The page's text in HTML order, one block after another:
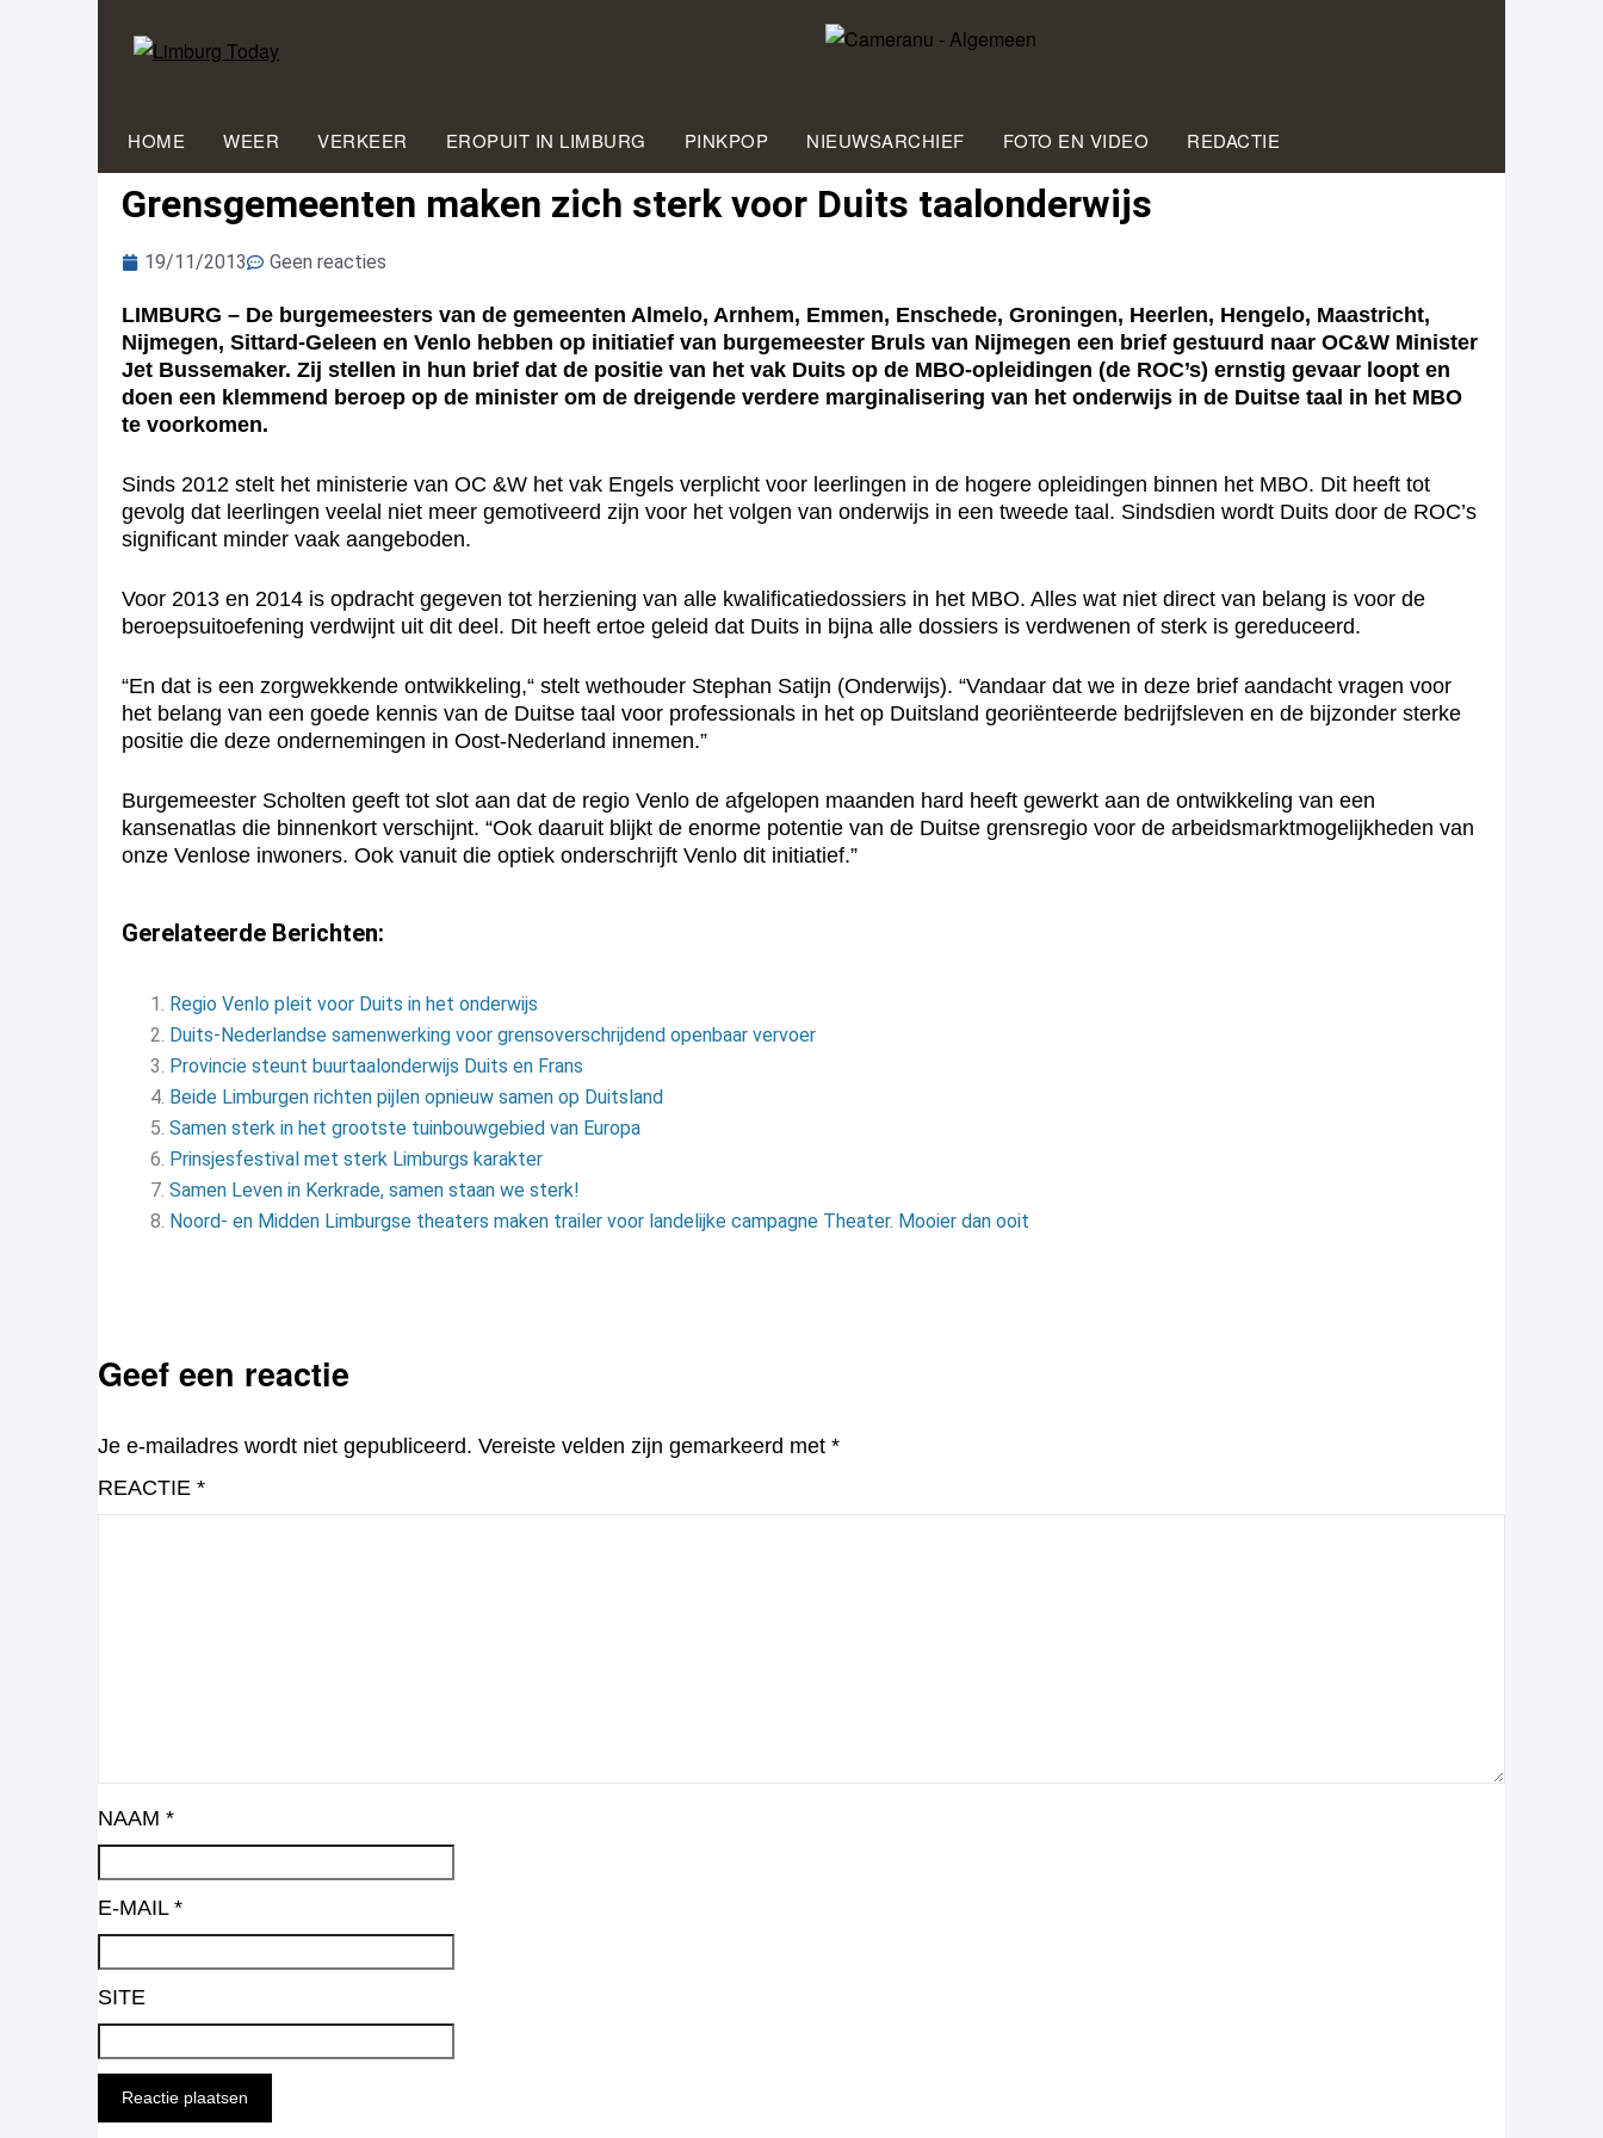
HOME WEER VERKEER EROPUIT IN LIMBURG PINKPOP NIEUWSARCHIEF FOTO EN VIDEO REDACTIE
Grensgemeenten maken zich sterk voor Duits taalonderwijs
19/11/2013 Geen reacties
LIMBURG – De burgemeesters van de gemeenten Almelo, Arnhem, Emmen, Enschede, Groningen, Heerlen, Hengelo, Maastricht,
Nijmegen, Sittard-Geleen en Venlo hebben op initiatief van burgemeester Bruls van Nijmegen een brief gestuurd naar OC&W Minister
Jet Bussemaker. Zij stellen in hun brief dat de positie van het vak Duits op de MBO-opleidingen (de ROC’s) ernstig gevaar loopt en
doen een klemmend beroep op de minister om de dreigende verdere marginalisering van het onderwijs in de Duitse taal in het MBO
te voorkomen.
Sinds 2012 stelt het ministerie van OC &W het vak Engels verplicht voor leerlingen in de hogere opleidingen binnen het MBO. Dit heeft tot
gevolg dat leerlingen veelal niet meer gemotiveerd zijn voor het volgen van onderwijs in een tweede taal. Sindsdien wordt Duits door de ROC’s
significant minder vaak aangeboden.
Voor 2013 en 2014 is opdracht gegeven tot herziening van alle kwalificatiedossiers in het MBO. Alles wat niet direct van belang is voor de
beroepsuitoefening verdwijnt uit dit deel. Dit heeft ertoe geleid dat Duits in bijna alle dossiers is verdwenen of sterk is gereduceerd.
“En dat is een zorgwekkende ontwikkeling,“ stelt wethouder Stephan Satijn (Onderwijs). “Vandaar dat we in deze brief aandacht vragen voor
het belang van een goede kennis van de Duitse taal voor professionals in het op Duitsland georiënteerde bedrijfsleven en de bijzonder sterke
positie die deze ondernemingen in Oost-Nederland innemen.”
Burgemeester Scholten geeft tot slot aan dat de regio Venlo de afgelopen maanden hard heeft gewerkt aan de ontwikkeling van een
kansenatlas die binnenkort verschijnt. “Ook daaruit blijkt de enorme potentie van de Duitse grensregio voor de arbeidsmarktmogelijkheden van
onze Venlose inwoners. Ook vanuit die optiek onderschrijft Venlo dit initiatief.”
Gerelateerde Berichten:
Regio Venlo pleit voor Duits in het onderwijs
Duits-Nederlandse samenwerking voor grensoverschrijdend openbaar vervoer
Provincie steunt buurtaalonderwijs Duits en Frans
Bei­de Lim­bur­gen rich­ten pij­len op­nieuw sa­men op Duits­land
Samen sterk in het grootste tuinbouwgebied van Europa
Prinsjesfestival met sterk Limburgs karakter
Samen Leven in Kerkrade, samen staan we sterk!
Noord- en Midden Limburgse theaters maken trailer voor landelijke campagne Theater. Mooier dan ooit
Geef een reactie
Je e-mailadres wordt niet gepubliceerd. Vereiste velden zijn gemarkeerd met *
REACTIE *
NAAM *
E-MAIL *
SITE